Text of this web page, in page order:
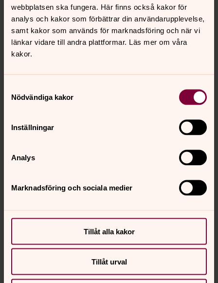
webbplatsen ska fungera. Här finns också kakor för
analys och kakor som förbättrar din användarupplevelse,
samt kakor som används för marknadsföring och när vi
länkar vidare till andra plattformar. Läs mer om våra
kakor.
Nödvändiga kakor
Inställningar
Analys
Marknadsföring och sociala medier
Tillåt alla kakor
Tillåt urval
Anmälan till grupper med kö
Här samlar vi information om villkor för anmälningar till
grupper med kö.
Ungdomsledare/konfirmationsleda
re policy
Magdalena kyrka, 18 dec 2022. Format; liggande A4, 4
Här kan du ladda ner bilder
från konfirmation i S:ta Maria
Magdalena kyrka, 23 april 2023. Format; liggande A4, 4
Magdalena kyrka, 27 augusti 2023. Format; liggande A4,
4 sidor.Klicka här
Här kan du ladda ner bilder från konfirmation i S:ta Maria
Magdalena kyrka, 17 december 2023. Format; liggande